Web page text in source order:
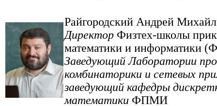
Райгородский Андрей
Директор Физтех-школы
математики и
Заведующий Лаборатории
комбинаторики и сетевых
заведующий кафедры
математики ФПМИ